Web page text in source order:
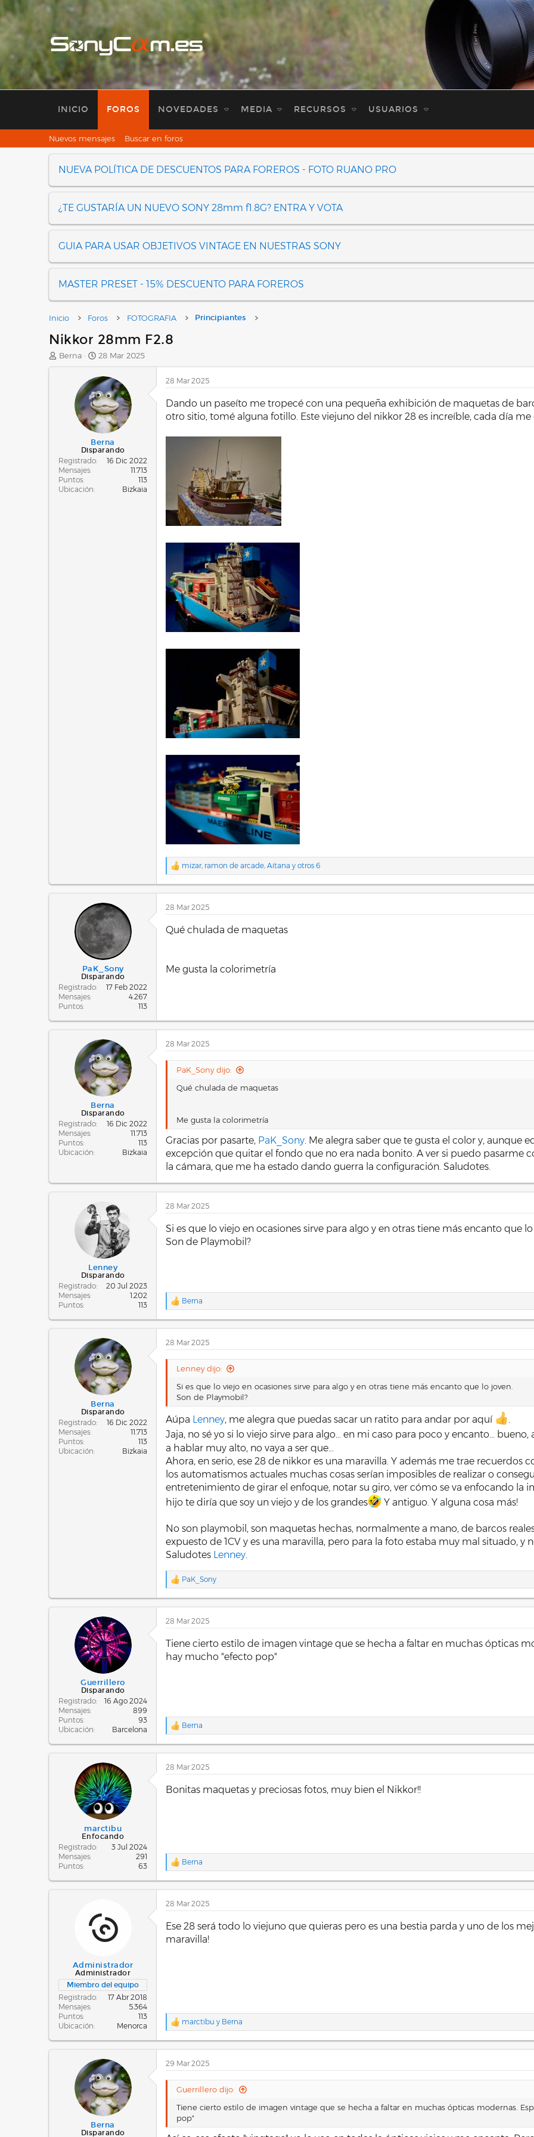
INICIO FOROS NOVEDADES MEDIA RECURSOS USUARIOS
Nuevos mensajes Buscar en foros
NUEVA POLÍTICA DE DESCUENTOS PARA FOREROS - FOTO RUANO PRO
¿TE GUSTARÍA UN NUEVO SONY 28mm f1.8G? ENTRA Y VOTA
GUIA PARA USAR OBJETIVOS VINTAGE EN NUESTRAS SONY
MASTER PRESET - 15% DESCUENTO PARA FOREROS
Inicio Foros FOTOGRAFIA Principiantes
Nikkor 28mm F2.8
A
Berna
F
c
h
a
d
e
n
i
28 Mar 2025
Berna
Disparando
Registrado
16 Dic 2022
Mensajes
11.713
Puntos
113
Ubicación
Bizkaia
28 Mar 2025
Dando un paseíto me tropecé con una pequeña exhibición de maquetas de
otro sitio, tomé alguna fotillo. Este viejuno del nikkor 28 es increíble, cada día me
R
a
c
i
o
n
mizar, ramon de arcade, Aitana y otros 6
PaK_Sony
Disparando
Registrado
17 Feb 2022
Mensajes
4.267
Puntos
113
28 Mar 2025
Qué chulada de maquetas
Me gusta la colorimetría
Berna
Disparando
Registrado
16 Dic 2022
Mensajes
11.713
Puntos
113
Ubicación
Bizkaia
28 Mar 2025
PaK_Sony dijo:
Qué chulada de maquetas
Me gusta la colorimetría
Gracias por pasarte, PaK_Sony. Me alegra saber que te gusta el color y, aunque
excepción que quitar el fondo que no era nada bonito. A ver si puedo pasarme
la cámara, que me ha estado dando guerra la configuración. Saludotes.
Lenney
Disparando
Registrado
20 Jul 2023
Mensajes
1.202
Puntos
113
28 Mar 2025
Si es que lo viejo en ocasiones sirve para algo y en otras tiene más encanto que
Son de Playmobil?
R
a
c
i
o
Berna
Berna
Disparando
Registrado
16 Dic 2022
Mensajes
11.713
Puntos
113
Ubicación
Bizkaia
28 Mar 2025
Lenney dijo:
Si es que lo viejo en ocasiones sirve para algo y en otras tiene más encanto que lo joven.
Son de Playmobil?
Aúpa Lenney, me alegra que puedas sacar un ratito para andar por aquí
.
Jaja, no sé yo si lo viejo sirve para algo... en mi caso para poco y encanto...
a hablar muy alto, no vaya a ser que...
Ahora, en serio, ese 28 de nikkor es una maravilla. Y además me trae recuerdos
los automatismos actuales muchas cosas serían imposibles de realizar o
entretenimiento de girar el enfoque, notar su giro, ver cómo se va enfocando la
hijo te diría que soy un viejo y de los grandes
Y antiguo. Y alguna cosa más!
No son playmobil, son maquetas hechas, normalmente a mano, de barcos
expuesto de 1CV y es una maravilla, pero para la foto estaba muy mal situado,
Saludotes Lenney.
R
c
i
o
e
PaK_Sony
Guerrillero
Disparando
Registrado
16 Ago 2024
Mensajes
899
Puntos
93
Ubicación
Barcelona
28 Mar 2025
Tiene cierto estilo de imagen vintage que se hecha a faltar en muchas ópticas
hay mucho "efecto pop"
R
c
i
o
Berna
marctibu
Enfocando
Registrado
3 Jul 2024
Mensajes
291
Puntos
63
28 Mar 2025
Bonitas maquetas y preciosas fotos, muy bien el Nikkor!!
R
c
i
o
e
Berna
Administrador
Administrador
Miembro del equipo
Registrado
17 Abr 2018
Mensajes
5.364
Puntos
113
Ubicación
Menorca
28 Mar 2025
Ese 28 será todo lo viejuno que quieras pero es una bestia parda y uno de los
maravilla!
R
c
i
marctibu y Berna
Berna
Disparando
29 Mar 2025
Guerrillero dijo:
Tiene cierto estilo de imagen vintage que se hecha a faltar en muchas ópticas modernas.
pop"